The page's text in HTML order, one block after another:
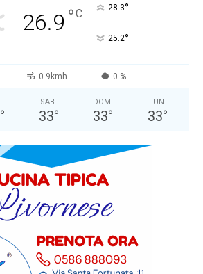
26.9 °C 28.3°
25.2°
0.9kmh 0 %
°
SAB
33°
DOM
33°
LUN
33°